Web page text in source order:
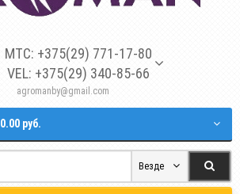
МТС: +375(29) 771-17-80
VEL: +375(29) 340-85-66
agromanby@gmail.com
0.00 руб.
Везде